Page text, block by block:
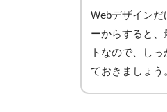
Webデザイン
ーからすると
トなので、し
ておきましょう